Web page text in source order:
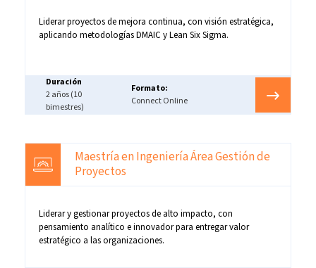
Liderar proyectos de mejora continua, con visión estratégica,
aplicando metodologías DMAIC y Lean Six Sigma.
Duración
2 años (10
bimestres)
Formato:
Connect Online
Maestría en Ingeniería Área Gestión de
Proyectos
Liderar y gestionar proyectos de alto impacto, con
pensamiento analítico e innovador para entregar valor
estratégico a las organizaciones.